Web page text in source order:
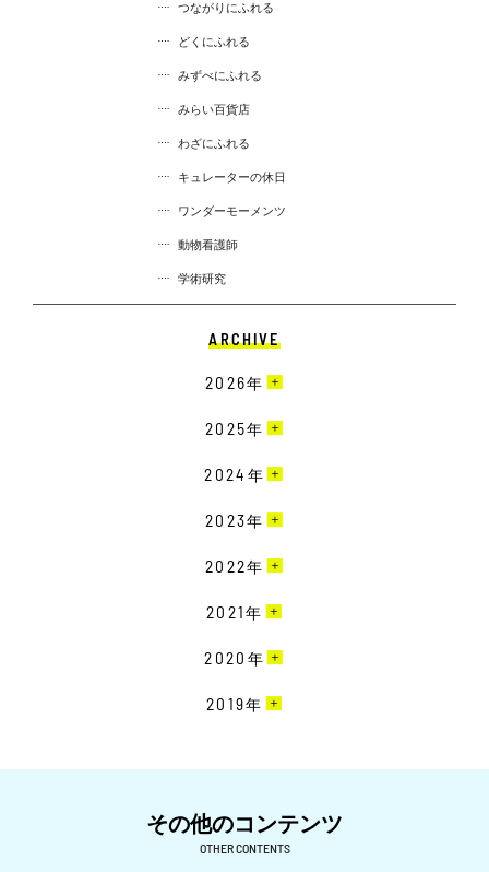
つながりにふれる
どくにふれる
みずべにふれる
みらい百貨店
わざにふれる
キュレーターの休日
ワンダーモーメンツ
動物看護師
学術研究
ARCHIVE
2026年
6月［4］
3月［10］
2月［7］
2025年
12月［10］
9月［12］
8月［12］
5月［11］
2024 年
12月［10］
9月［18］
8月［11］
3月［4］
2月［6］
2023年
12月［9］
9月［16］
8月［12］
4月［26］
2022年
12月［22］
9月［14］
6月［26］
5月［27］
2021年
12月［19］
7月［22］
6月［23］
2020 年
12月［15］
10月［26］
8月［7］
2019年
10月［6］
9月［6］
その他のコンテンツ
OTHER CONTENTS